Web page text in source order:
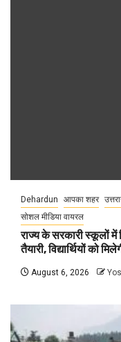
Dehardun आपका शहर
सोशल मीडिया वायरल
राज्य के सरकारी स्कूलों
तैयारी, विद्यार्थियों को
August 6, 2026